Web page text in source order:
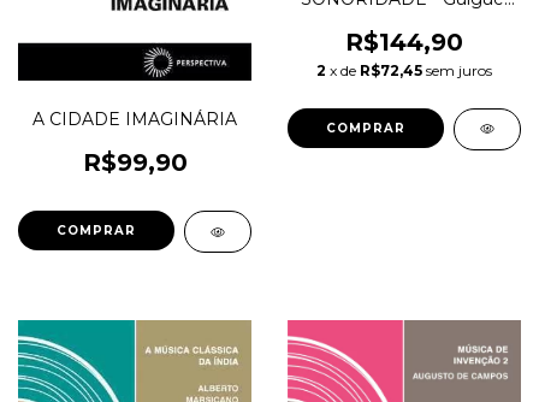
A CIDADE IMAGINÁRIA
R$99,90
R$144,90
2 x de R$72,45 sem juros